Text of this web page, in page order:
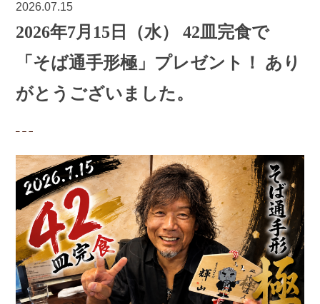
2026.07.15
2026年7月15日（水） 42皿完食で
「そば通手形極」プレゼント！ あり
がとうございました。